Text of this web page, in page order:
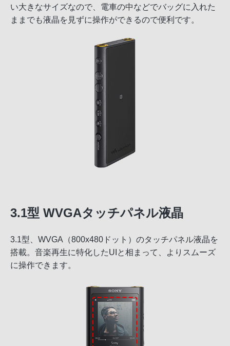
い大きなサイズなので、電車の中などでバッグに入れた
ままでも液晶を見ずに操作ができるので便利です。
3.1型 WVGAタッチパネル液晶
3.1型、WVGA（800x480ドット）のタッチパネル液晶を
搭載。音楽再生に特化したUIと相まって、よりスムーズ
に操作できます。